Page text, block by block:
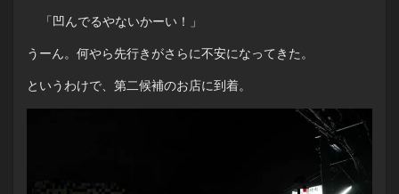
「凹んでるやないかーい！」
うーん。何やら先行きがさらに不安になってきた。
というわけで、第二候補のお店に到着。